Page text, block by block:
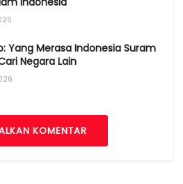
Yang Merasa Indonesia Suram
Negara Lain
KOMENTAR